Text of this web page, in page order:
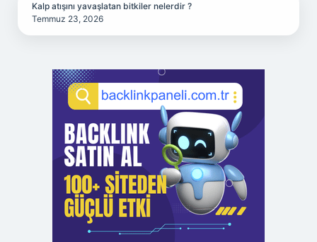
Kalp atışını yavaşlatan bitkiler nelerdir ?
Temmuz 23, 2026